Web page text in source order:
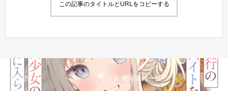
この記事のタイトルとURLをコピーする
新刊情報 書籍情報一覧